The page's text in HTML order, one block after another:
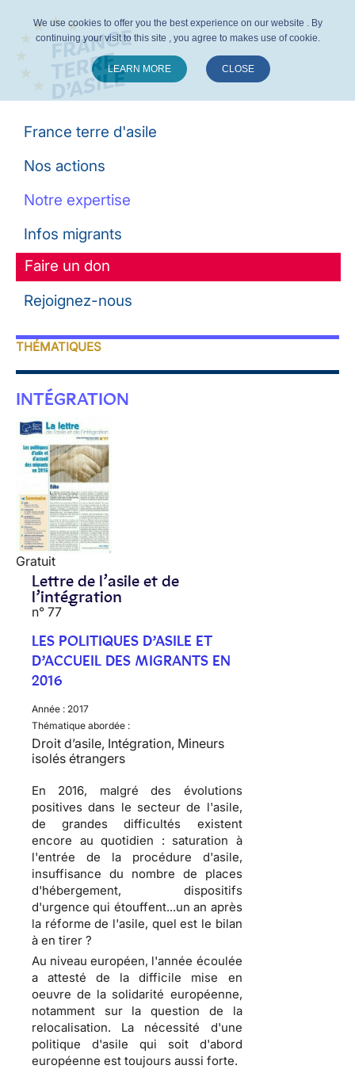
France terre d'asile
Nos actions
Notre expertise
Infos migrants
Faire un don
Rejoignez-nous
THÉMATIQUES
INTÉGRATION
Gratuit
Lettre de l’asile et de
l’intégration
n° 77
LES POLITIQUES D’ASILE ET
D’ACCUEIL DES MIGRANTS EN
2016
Année : 2017
Thématique abordée :
Droit d’asile, Intégration, Mineurs
isolés étrangers
En 2016, malgré des évolutions
positives dans le secteur de l'asile,
de grandes difficultés existent
encore au quotidien : saturation à
l'entrée de la procédure d'asile,
insuffisance du nombre de places
d'hébergement, dispositifs
d'urgence qui étouffent...un an après
la réforme de l'asile, quel est le bilan
à en tirer ?
Au niveau européen, l'année écoulée
a attesté de la difficile mise en
oeuvre de la solidarité européenne,
notamment sur la question de la
relocalisation. La nécessité d'une
politique d'asile qui soit d'abord
européenne est toujours aussi forte.
We use cookies to offer you the best experience on our website . By
continuing your visit to this site , you agree to makes use of cookie.
LEARN MORE CLOSE